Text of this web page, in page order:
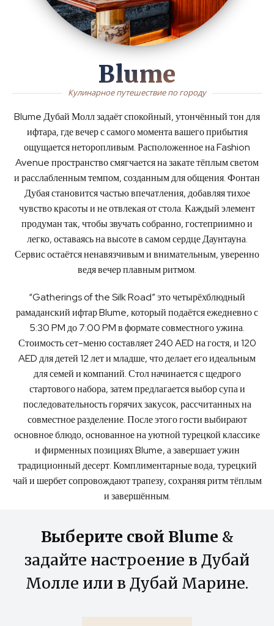
Blume
Кулинарное путешествие по городу
Blume Дубай Молл задаёт спокойный, утончённый тон для
ифтара, где вечер с самого момента вашего прибытия
ощущается неторопливым. Расположенное на Fashion
Avenue пространство смягчается на закате тёплым светом
и расслабленным темпом, созданным для общения. Фонтан
Дубая становится частью впечатления, добавляя тихое
чувство красоты и не отвлекая от стола. Каждый элемент
продуман так, чтобы звучать собранно, гостеприимно и
легко, оставаясь на высоте в самом сердце Даунтауна.
Сервис остаётся ненавязчивым и внимательным, уверенно
ведя вечер плавным ритмом.
“Gatherings of the Silk Road” это четырёхблюдный
рамаданский ифтар Blume, который подаётся ежедневно с
5:30 PM до 7:00 PM в формате совместного ужина.
Стоимость сет-меню составляет 240 AED на гостя, и 120
AED для детей 12 лет и младше, что делает его идеальным
для семей и компаний. Стол начинается с щедрого
стартового набора, затем предлагается выбор супа и
последовательность горячих закусок, рассчитанных на
совместное разделение. После этого гости выбирают
основное блюдо, основанное на уютной турецкой классике
и фирменных позициях Blume, а завершает ужин
традиционный десерт. Комплиментарные вода, турецкий
чай и шербет сопровождают трапезу, сохраняя ритм тёплым
и завершённым.
Выберите свой Blume &
задайте настроение в Дубай
Молле или в Дубай Марине.